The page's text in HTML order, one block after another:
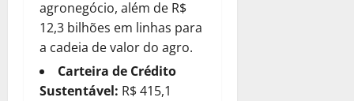
agronegócio, além de R$
12,3 bilhões em linhas para
a cadeia de valor do agro.
Carteira de Crédito
Sustentável: R$ 415,1